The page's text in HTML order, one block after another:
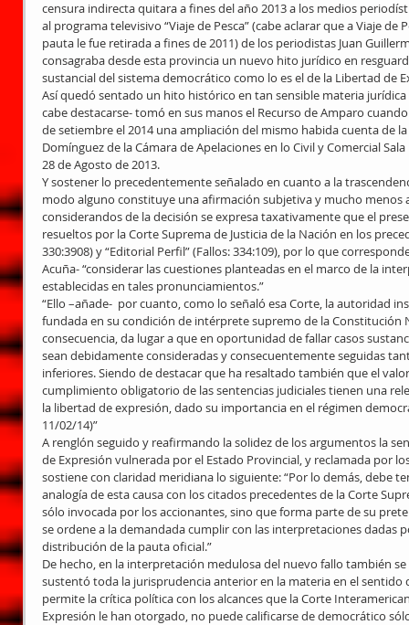
censura indirecta quitara a fines del año 2013 a los medios
al programa televisivo “Viaje de Pesca” (cabe aclarar que a Viaje de
pauta le fue retirada a fines de 2011) de los periodistas Juan
consagraba desde esta provincia un nuevo hito jurídico en
sustancial del sistema democrático como lo es el de la Libertad de
Así quedó sentado un hito histórico en tan sensible materia
cabe destacarse- tomó en sus manos el Recurso de Amparo
de setiembre el 2014 una ampliación del mismo habida cuenta de
Domínguez de la Cámara de Apelaciones en lo Civil y Comercial
28 de Agosto de 2013.
Y sostener lo precedentemente señalado en cuanto a la
modo alguno constituye una afirmación subjetiva y mucho
considerandos de la decisión se expresa taxativamente que el
resueltos por la Corte Suprema de Justicia de la Nación en los
330:3908) y “Editorial Perfil” (Fallos: 334:109), por lo que
Acuña- “considerar las cuestiones planteadas en el marco de la
establecidas en tales pronunciamientos.”
“Ello –añade-  por cuanto, como lo señaló esa Corte, la autoridad
fundada en su condición de intérprete supremo de la Constitución
consecuencia, da lugar a que en oportunidad de fallar casos
sean debidamente consideradas y consecuentemente seguidas
inferiores. Siendo de destacar que ha resaltado también que el
cumplimiento obligatorio de las sentencias judiciales tienen una
la libertad de expresión, dado su importancia en el régimen
11/02/14)”
A renglón seguido y reafirmando la solidez de los argumentos la
de Expresión vulnerada por el Estado Provincial, y reclamada por
sostiene con claridad meridiana lo siguiente: “Por lo demás, debe
analogía de esta causa con los citados precedentes de la Corte
sólo invocada por los accionantes, sino que forma parte de su
se ordene a la demandada cumplir con las interpretaciones dadas
distribución de la pauta oficial.”
De hecho, en la interpretación medulosa del nuevo fallo también
sustentó toda la jurisprudencia anterior en la materia en el
permite la crítica política con los alcances que la Corte
Expresión le han otorgado, no puede calificarse de democrático